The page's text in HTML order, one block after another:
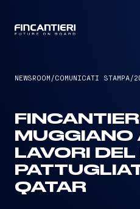
NEWSROOM /COMUNICATI STAMPA/
MUGGIANO
LAVORI
QATAR